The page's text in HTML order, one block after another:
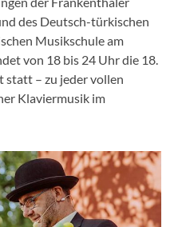
des Deutsch-türkischen
Musikschule am
von 18 bis 24 Uhr die 18.
statt – zu jeder vollen
Klaviermusik im